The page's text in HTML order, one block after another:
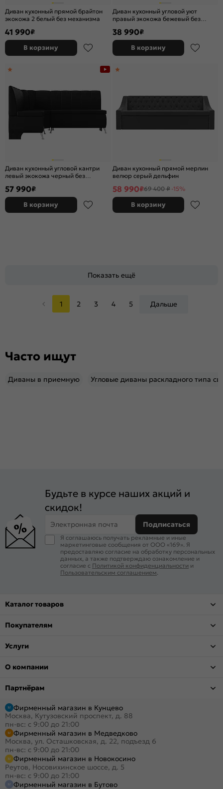
Диван кухонный прямой брайтон
экокожа 2 белый без механизма
41 990₽
В корзину
Диван кухонный угловой уют
правый экокожа бежевый без
38 990₽
В корзину
Диван кухонный угловой кантри
левый экокожа черный без
57 990₽
В корзину
Диван кухонный прямой мерлин
велюр серый дельфин
58 990₽69 400 ₽ -15%
В корзину
Показать ещё
1 2 3 4 5 Дальше
Часто ищут
Диваны в приемную Угловые диваны раскладного типа
Будьте в курсе наших акций и
скидок!
Электронная почта Подписаться
Я соглашаюсь получать рекламные и иные
маркетинговые сообщения от ООО «169». Я
предоставляю согласие на обработку персональных
данных, а также подтверждаю ознакомление и
согласие с Политикой конфиденциальности и
Пользовательским соглашением.
Каталог товаров
Покупателям
Услуги
О компании
Партнёрам
Фирменный магазин в Кунцево
Москва, Кутузовский проспект, д. 88
пн-вс: с 9:00 до 21:00
Фирменный магазин в Медведково
Москва, ул. Осташковская, д. 22, подъезд 6
пн-вс: с 9:00 до 21:00
Фирменный магазин в Новокосино
Реутов, Носовихинское шоссе, д. 5
пн-вс: с 9:00 до 21:00
Фирменный магазин в Бутово